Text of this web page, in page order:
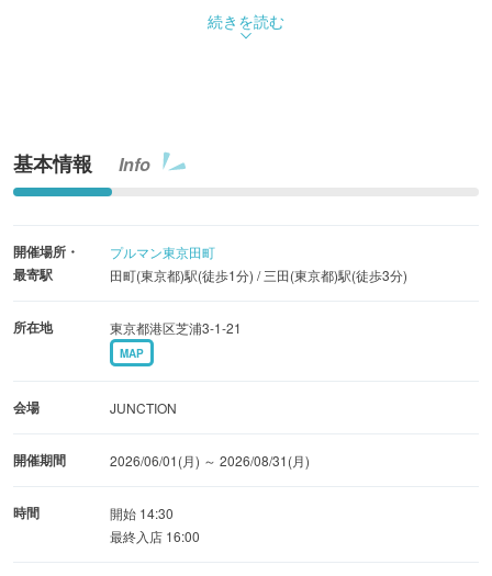
ライムパイ、紅茶とともにゆっくり味わうケークやサブレ
サンドへと続きます。一品ごとに広がる味わいの変化を楽
プルマン東京田町のアフタヌーンティーのもう一つの魅力
は、スイーツの合間に味わえる日替わりセイボリーと、焼
たセイボリーから、シェフがその日に合わせて厳選した3
品を堪能できます。さらに、アフタヌーンティーに欠かせ
ないスコーンは予約に合わせて焼き上げられ、今夏はパイ
ナップルジャムとクロテッドクリームを添えて提供されま
ムを楽しめます。
ドリンクは、エスプレッソやカフェラテなどのコーヒーに
加え、ドイツの老舗紅茶メーカー「ロンネフェルト」よ
り、14種類の紅茶をフリーフローで楽しめます。なかでも
続きを読む
基本情報 Info
開催場所・
最寄駅
プルマン東京田町
田町(東京都)駅(徒歩1分) / 三田(東京都)駅(徒歩3分)
所在地 東京都港区芝浦3-1-21
MAP
会場 JUNCTION
開催期間 2026/06/01(月) ～ 2026/08/31(月)
時間
開始 14:30
最終入店 16:00